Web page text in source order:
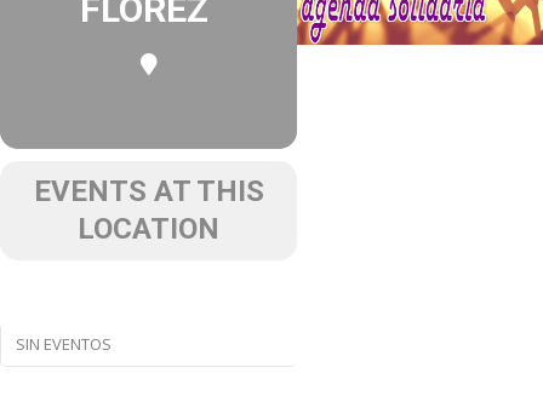
FLOREZ
EVENTS AT THIS
LOCATION
SIN EVENTOS